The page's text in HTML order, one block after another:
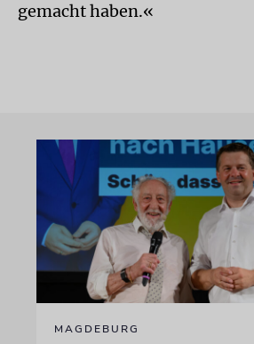
gemacht haben.«
MAGDEBURG